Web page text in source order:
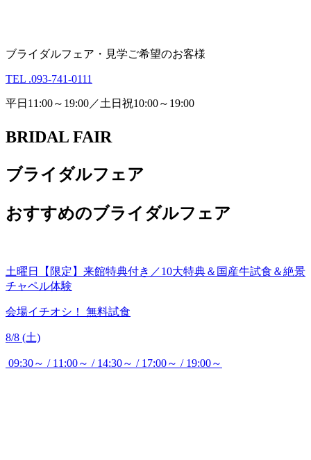
ブライダルフェア・見学ご希望のお客様
TEL .093-741-0111
平日11:00～19:00／土日祝10:00～19:00
BRIDAL FAIR
ブライダルフェア
おすすめのブライダルフェア
土曜日【限定】来館特典付き／10大特典＆国産牛試食＆絶景
チャペル体験
会場イチオシ！ 無料試食
8/8 (土)
09:30～ / 11:00～ / 14:30～ / 17:00～ / 19:00～